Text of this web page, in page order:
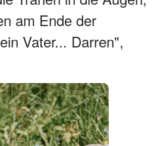
am Ende der
Vater... Darren",